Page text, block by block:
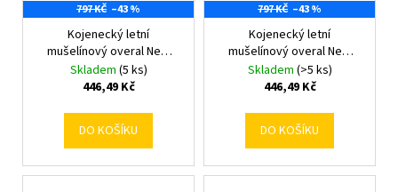
797 KČ –43 %
Kojenecký letní
mušelínový overal New
Baby pink 56 (0-3m)
Skladem (5 ks)
446,49 Kč
DO KOŠÍKU
797 KČ –43 %
Kojenecký letní
mušelínový overal New
Baby pink 62 (3-6m)
Skladem (>5 ks)
446,49 Kč
DO KOŠÍKU